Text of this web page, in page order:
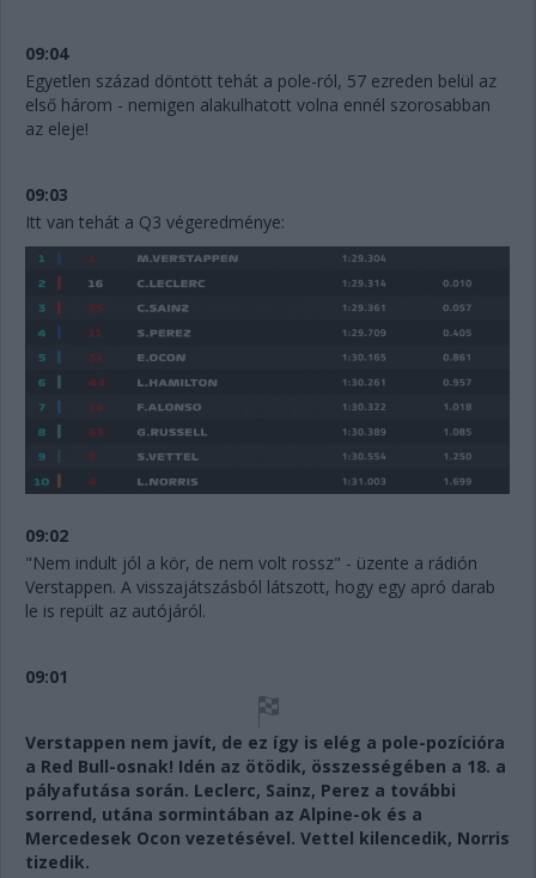
09:04
Egyetlen század döntött tehát a pole-ról, 57 ezreden belül az
első három - nemigen alakulhatott volna ennél szorosabban
az eleje!
09:03
Itt van tehát a Q3 végeredménye:
09:02
"Nem indult jól a kör, de nem volt rossz" - üzente a rádión
Verstappen. A visszajátszásból látszott, hogy egy apró darab
le is repült az autójáról.
09:01
Verstappen nem javít, de ez így is elég a pole-pozícióra
a Red Bull-osnak! Idén az ötödik, összességében a 18. a
pályafutása során. Leclerc, Sainz, Perez a további
sorrend, utána sormintában az Alpine-ok és a
Mercedesek Ocon vezetésével. Vettel kilencedik, Norris
tizedik.